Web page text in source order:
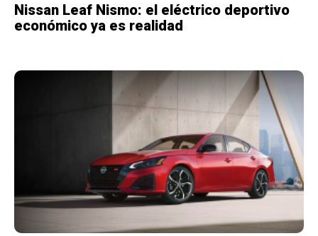
Nissan Leaf Nismo: el eléctrico deportivo
económico ya es realidad